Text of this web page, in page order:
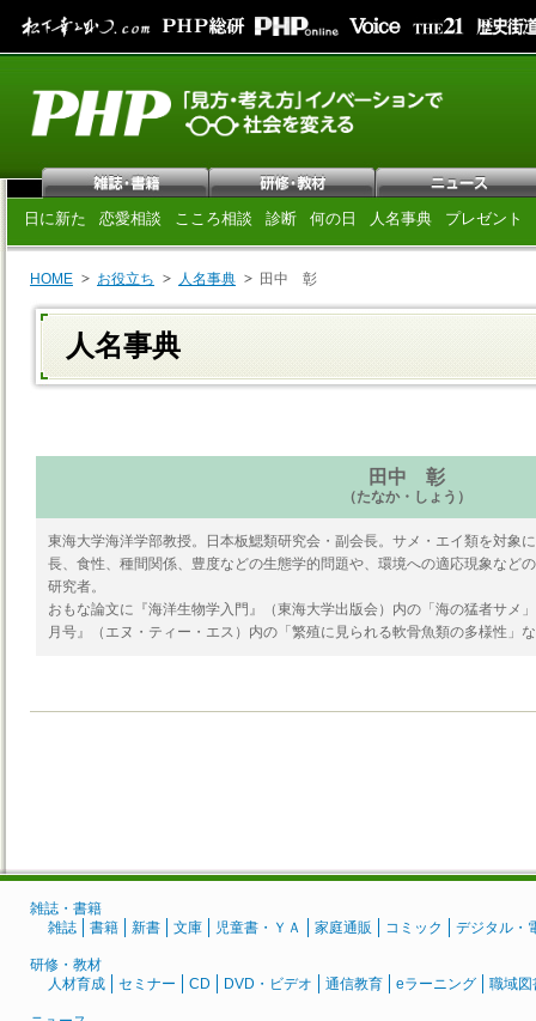
日に新た 恋愛相談 こころ相談 診断 何の日 人名事典 プレゼント
HOME お役立ち 人名事典 田中 彰
人名事典
田中 彰
（たなか・しょう）
東海大学海洋学部教授。日本板鰓類研究会・副会長。サメ・エイ類を対象
長、食性、種間関係、豊度などの生態学的問題や、環境への適応現象など
研究者。
おもな論文に『海洋生物学入門』（東海大学出版会）内の「海の猛者サ
月号』（エヌ・ティー・エス）内の「繁殖に見られる軟骨魚類の多様性」
雑誌・書籍
雑誌
書籍 新書 文庫 児童書・ＹＡ 家庭通販 コミック デジタル・
研修・教材
人材育成
セミナー CD DVD・ビデオ 通信教育 eラーニング 職域図